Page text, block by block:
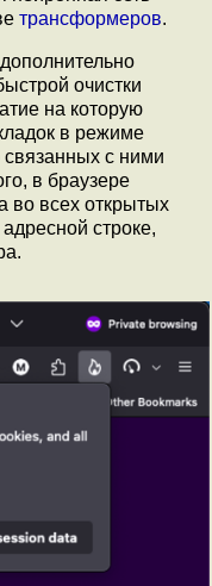
трансформеров.
очистки
на которую
в режиме
с ними
в браузере
во всех открытых
строке,